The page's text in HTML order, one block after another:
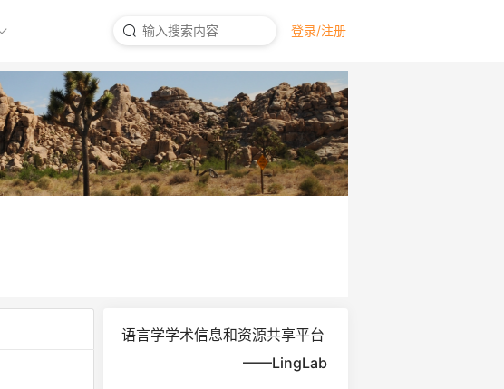
登录/注册
语言学学术信息和资源共享平台
——LingLab